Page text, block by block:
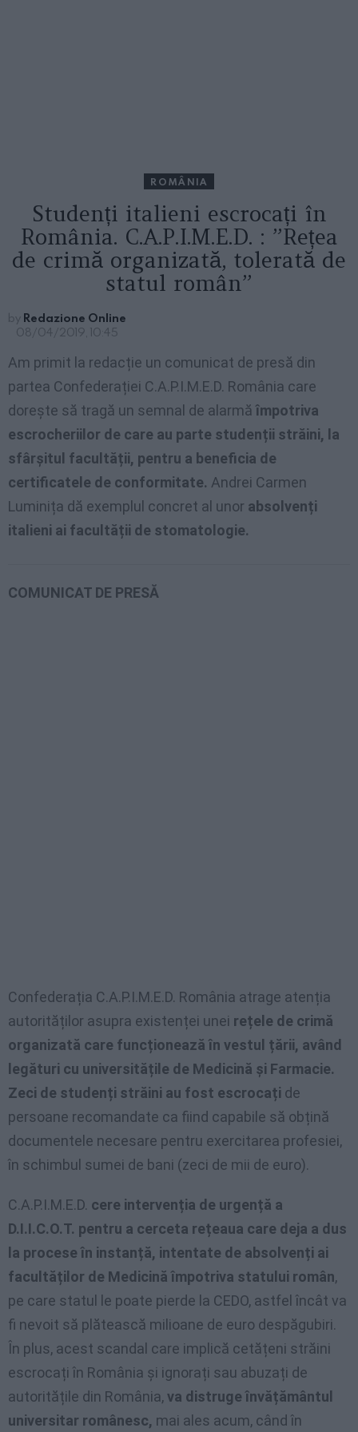
ROMÂNIA
Studenți italieni escrocați în
România. C.A.P.I.M.E.D. : ”Rețea
de crimă organizată, tolerată de
statul român”
by Redazione Online
08/04/2019, 10:45
Am primit la redacție un comunicat de presă din
partea Confederației C.A.P.I.M.E.D. România care
dorește să tragă un semnal de alarmă împotriva
escrocheriilor de care au parte studenții străini, la
sfârșitul facultății, pentru a beneficia de
certificatele de conformitate. Andrei Carmen
Luminița dă exemplul concret al unor absolvenți
italieni ai facultății de stomatologie.
COMUNICAT DE PRESĂ
Confederația C.A.P.I.M.E.D. România atrage atenția
autorităților asupra existenței unei rețele de crimă
organizată care funcționează în vestul țării, având
legături cu universitățile de Medicină și Farmacie.
Zeci de studenți străini au fost escrocați de
persoane recomandate ca fiind capabile să obțină
documentele necesare pentru exercitarea profesiei,
în schimbul sumei de bani (zeci de mii de euro).
C.A.P.I.M.E.D. cere intervenția de urgență a
D.I.I.C.O.T. pentru a cerceta rețeaua care deja a dus
la procese în instanță, intentate de absolvenți ai
facultăților de Medicină împotriva statului român,
pe care statul le poate pierde la CEDO, astfel încât va
fi nevoit să plătească milioane de euro despăgubiri.
În plus, acest scandal care implică cetățeni străini
escrocați în România și ignorați sau abuzați de
autoritățile din România,va distruge învățământul
universitar românesc, mai ales acum, când în